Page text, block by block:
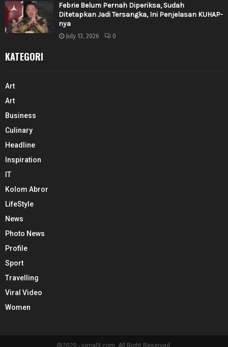
Febrie Belum Pernah Diperiksa, Sudah
Ditetapkan Jadi Tersangka, Ini Penjelasan KUHAP-
nya
July 13, 2026 0
KATEGORI
Art
Art
Business
Culinary
Headline
Inspiration
IT
Kolom Abror
LifeStyle
News
Photo News
Profile
Sport
Travelling
Viral Video
Women
@2020 - jurnal9.com. All Right Reserved.